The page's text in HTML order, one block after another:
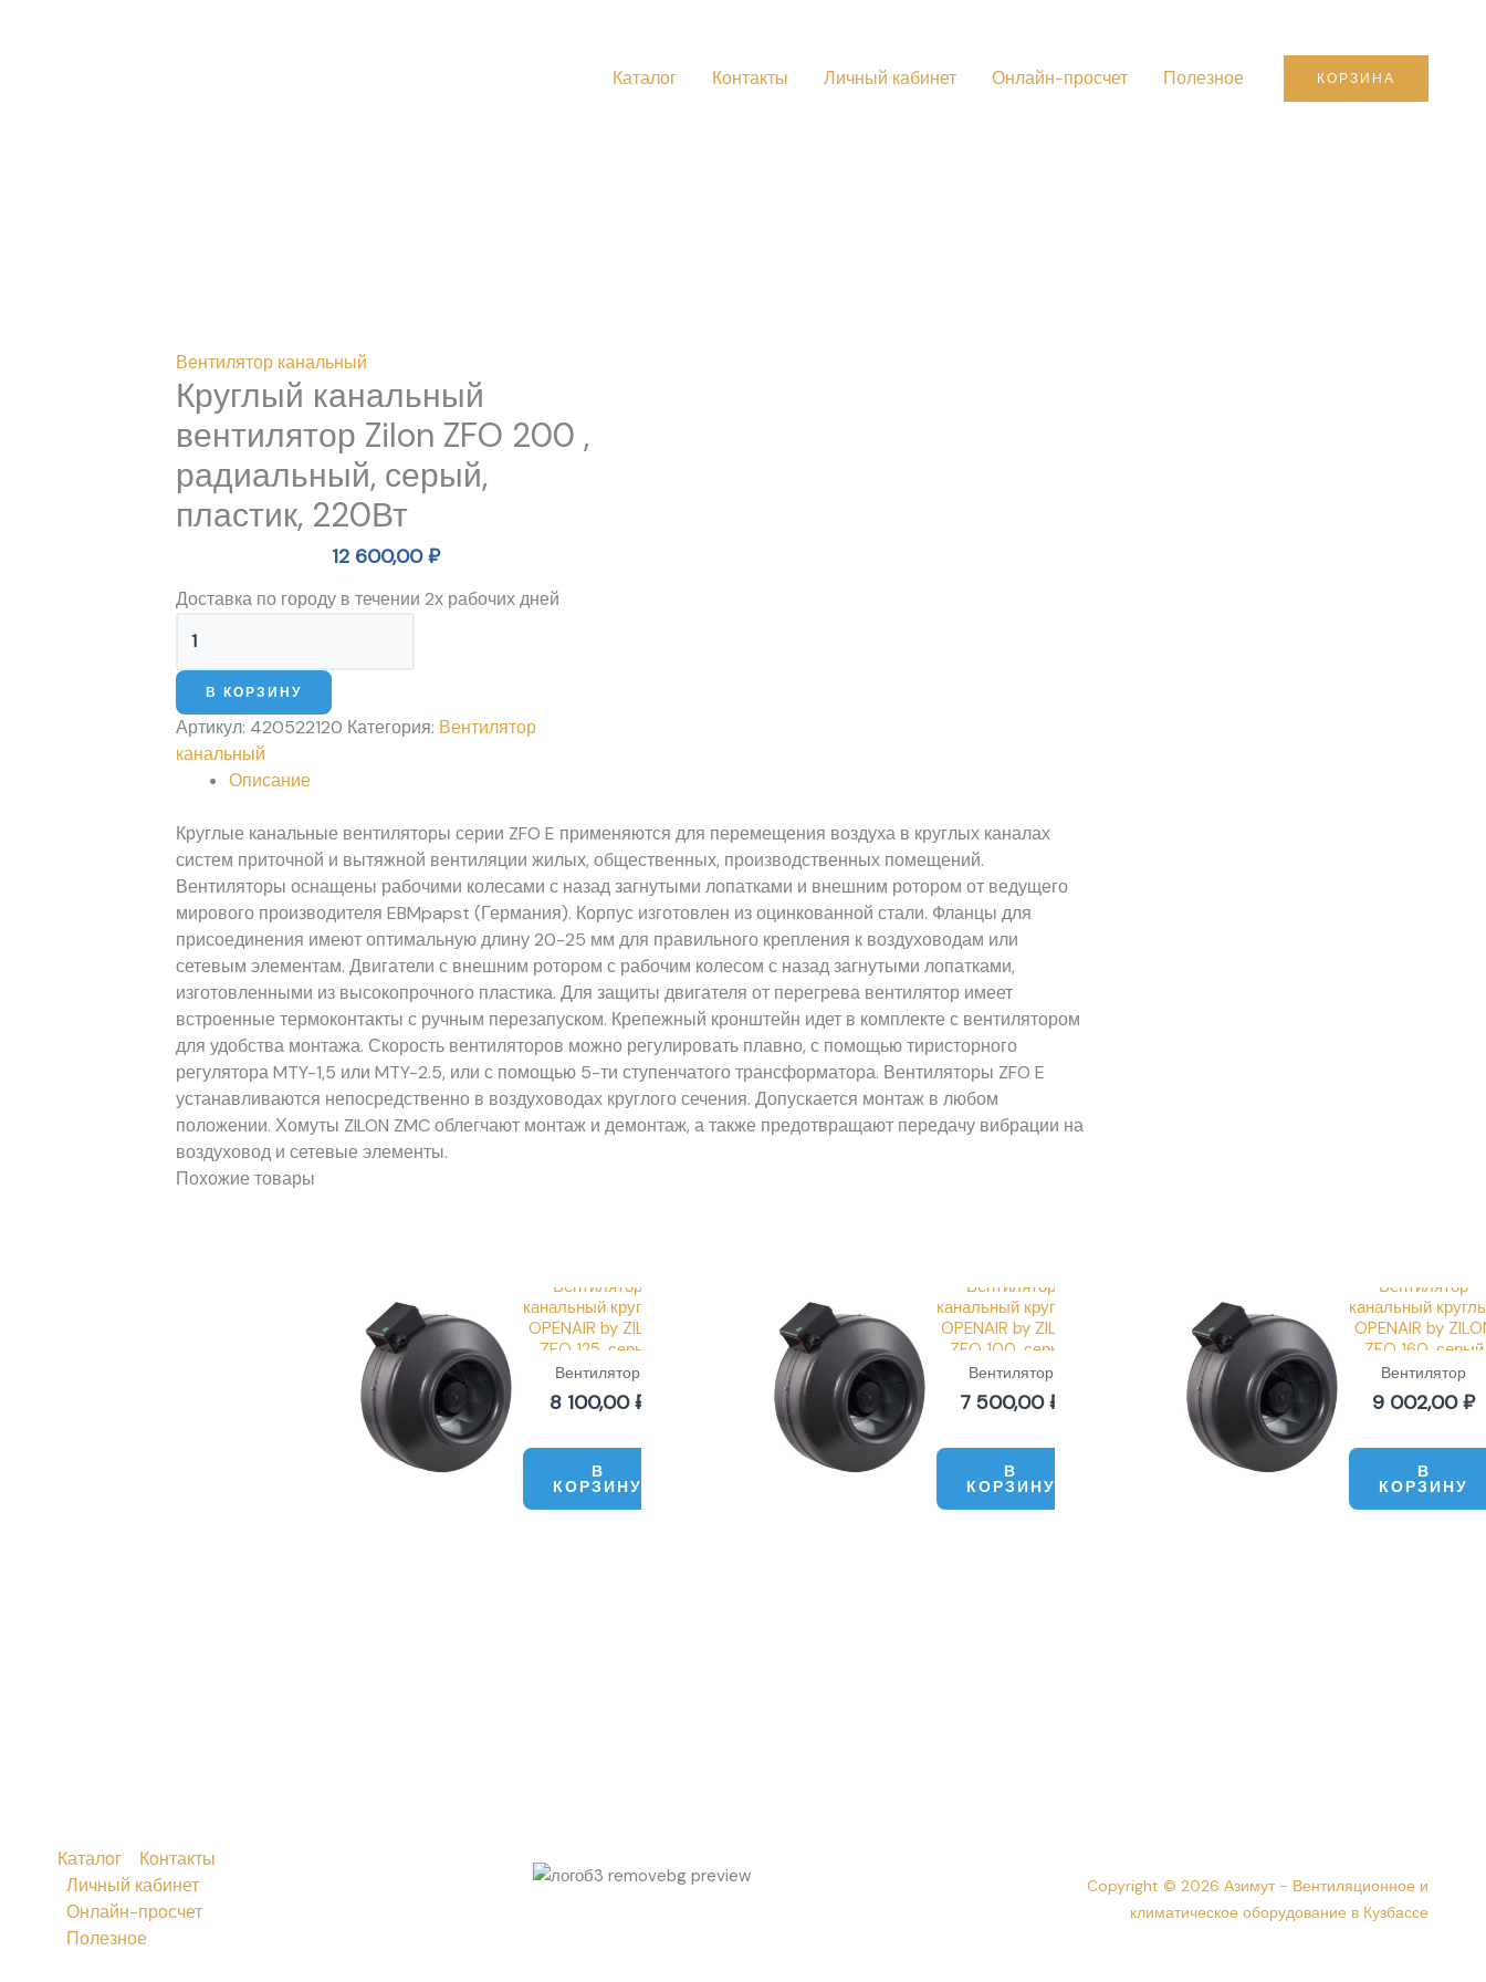
Каталог Контакты Личный кабинет Онлайн-просчет Полезное КОРЗИНА
Вентилятор канальный
Круглый канальный
вентилятор Zilon ZFO 200 ,
радиальный, серый,
пластик, 220Вт
12 600,00₽
Доставка по городу в течении 2х рабочих дней
Zilon
ZFO
200
радиальный,
серый,
пластик,
В КОРЗИНУ
Артикул: 420522120 Категория: Вентилятор
канальный
Описание
Круглые канальные вентиляторы серии ZFO E применяются для перемещения воздуха в круглых каналах
систем приточной и вытяжной вентиляции жилых, общественных, производственных помещений.
Вентиляторы оснащены рабочими колесами с назад загнутыми лопатками и внешним ротором от ведущего
мирового производителя EBMpapst (Германия). Корпус изготовлен из оцинкованной стали. Фланцы для
присоединения имеют оптимальную длину 20-25 мм для правильного крепления к воздуховодам или
сетевым элементам. Двигатели с внешним ротором с рабочим колесом с назад загнутыми лопатками,
изготовленными из высокопрочного пластика. Для защиты двигателя от перегрева вентилятор имеет
встроенные термоконтакты с ручным перезапуском. Крепежный кронштейн идет в комплекте с вентилятором
для удобства монтажа. Скорость вентиляторов можно регулировать плавно, с помощью тиристорного
регулятора MTY-1,5 или MTY-2.5, или с помощью 5-ти ступенчатого трансформатора. Вентиляторы ZFO E
устанавливаются непосредственно в воздуховодах круглого сечения. Допускается монтаж в любом
положении. Хомуты ZILON ZMC облегчают монтаж и демонтаж, а также предотвращают передачу вибрации на
воздуховод и сетевые элементы.
Похожие товары
Вентилятор
канальный
Вентилятор
канальный круглый
OPENAIR by ZILON
ZFO 125, серый
8 100,00₽
В
КОРЗИНУ
Вентилятор
канальный
Вентилятор
канальный круглый
OPENAIR by ZILON
ZFO 100, серый
7 500,00₽
В
КОРЗИНУ
Вентилятор
канальный
Вентилятор
канальный
OPENAIR by
ZFO 160, серый
9 002,00₽
В
КОРЗИНУ
Каталог
Контакты
Личный кабинет
Онлайн-просчет
Полезное
Copyright © 2026 Азимут - Вентиляционное и
климатическое оборудование в Кузбассе